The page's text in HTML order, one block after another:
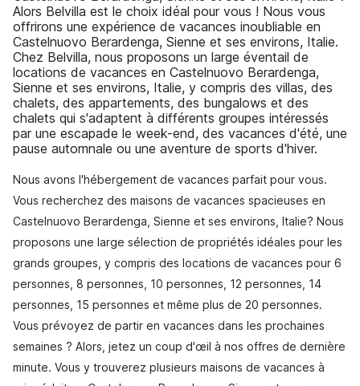
Alors Belvilla est le choix idéal pour vous ! Nous vous
offrirons une expérience de vacances inoubliable en
Castelnuovo Berardenga, Sienne et ses environs, Italie.
Chez Belvilla, nous proposons un large éventail de
locations de vacances en Castelnuovo Berardenga,
Sienne et ses environs, Italie, y compris des villas, des
chalets, des appartements, des bungalows et des
chalets qui s'adaptent à différents groupes intéressés
par une escapade le week-end, des vacances d'été, une
pause automnale ou une aventure de sports d'hiver.
Nous avons l'hébergement de vacances parfait pour vous.
Vous recherchez des maisons de vacances spacieuses en
Castelnuovo Berardenga, Sienne et ses environs, Italie? Nous
proposons une large sélection de propriétés idéales pour les
grands groupes, y compris des locations de vacances pour 6
personnes, 8 personnes, 10 personnes, 12 personnes, 14
personnes, 15 personnes et même plus de 20 personnes.
Vous prévoyez de partir en vacances dans les prochaines
semaines ? Alors, jetez un coup d'œil à nos offres de dernière
minute. Vous y trouverez plusieurs maisons de vacances à